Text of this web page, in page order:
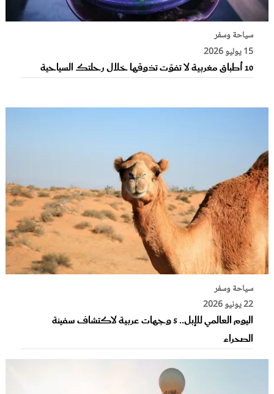
سياحة وسفر
15 يوليو 2026
10 أطباق مغربية لا تفوِّت تذوقها خلال رحلتك السياحية
سياحة وسفر
22 يونيو 2026
اليوم العالمي للإبل.. 5 وجهات عربية لاكتشاف سفينة
الصحراء